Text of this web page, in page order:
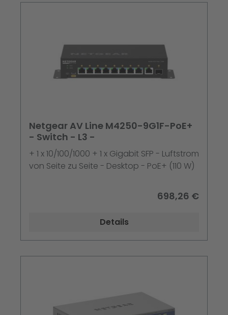
Netgear AV Line M4250-9G1F-PoE+
- Switch - L3 -
+ 1 x 10/100/1000 + 1 x Gigabit SFP - Luftstrom
von Seite zu Seite - Desktop - PoE+ (110 W)
698,26 €
Details